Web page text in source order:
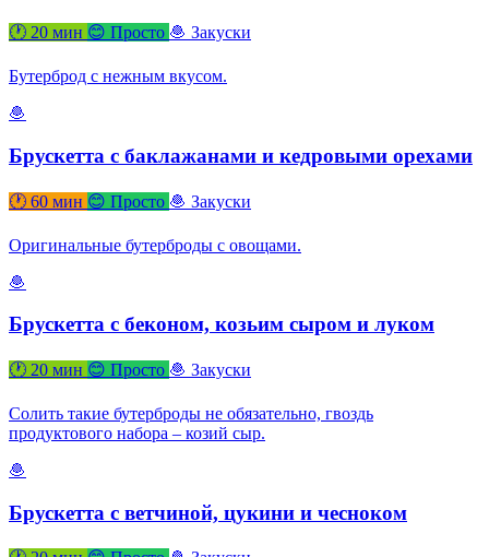
🕐 20 мин 😊 Просто 🧆 Закуски
Бутерброд с нежным вкусом.
🧆
Брускетта с баклажанами и кедровыми орехами
🕐 60 мин 😊 Просто 🧆 Закуски
Оригинальные бутерброды с овощами.
🧆
Брускетта с беконом, козьим сыром и луком
🕐 20 мин 😊 Просто 🧆 Закуски
Солить такие бутерброды не обязательно, гвоздь
продуктового набора – козий сыр.
🧆
Брускетта с ветчиной, цукини и чесноком